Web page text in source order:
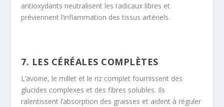
antioxydants neutralisent les radicaux libres et
préviennent l’inflammation des tissus artériels.
7. LES CÉRÉALES COMPLÈTES
L’avoine, le millet et le riz complet fournissent des
glucides complexes et des fibres solubles. Ils
ralentissent l’absorption des graisses et aident à réguler